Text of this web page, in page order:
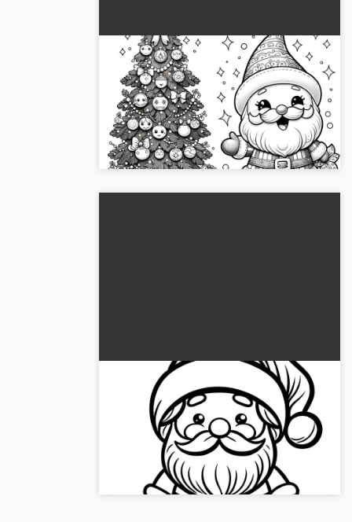
Joulupukki, joulukuusi ja lahjat
(värityskuva)
Söpö kuva joulupukista, joka on kuvattu
joulupuun ja lahjojen kanssa. 🎅 Lataa
värittämiskuva ilmaiseksi!...
Helppo jouluukko väritettäväksi
(ilmainen)
Yksinkertainen joulupukin kuva lasten
väritykseen. 🎅 Lataa nyt suoraan ja
ilmaiseksi....